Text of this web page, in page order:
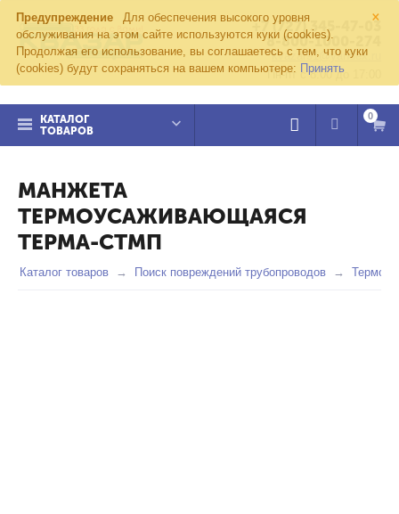
×
Предупреждение
Для обеспечения высокого уровня
обслуживания на этом сайте используются куки (cookies).
Продолжая его использование, вы соглашаетесь с тем, что куки
(cookies) будут сохраняться на вашем компьютере: Принять
+7 (727) 345-47-03
8-800-1000-274
kvazar91@yandex.ru
Пн-пт с 8:00 до 17:00
КАТАЛОГ
ТОВАРОВ
0
МАНЖЕТА
ТЕРМОУСАЖИВАЮЩАЯСЯ
ТЕРМА-СТМП
Каталог товаров Поиск повреждений трубопроводов